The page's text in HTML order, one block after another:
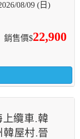
08/09 (日)
銷售價$22,900
纜車.韓
韓屋村.晉